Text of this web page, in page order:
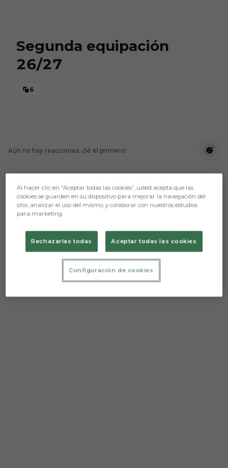
Segunda equipación
26/27
6
Aún no hay reacciones. ¡Sé el primero!
Al hacer clic en “Aceptar todas las cookies”, usted acepta que las
cookies se guarden en su dispositivo para mejorar la navegación del
sitio, analizar el uso del mismo, y colaborar con nuestros estudios
para marketing.
Rechazarlas todas Aceptar todas las cookies
Configuración de cookies